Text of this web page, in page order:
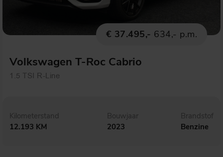
€ 37.495,- 634,- p.m.
Volkswagen T-Roc Cabrio
1.5 TSI R-Line
Kilometerstand
12.193 KM
Bouwjaar
2023
Brandstof
Benzine